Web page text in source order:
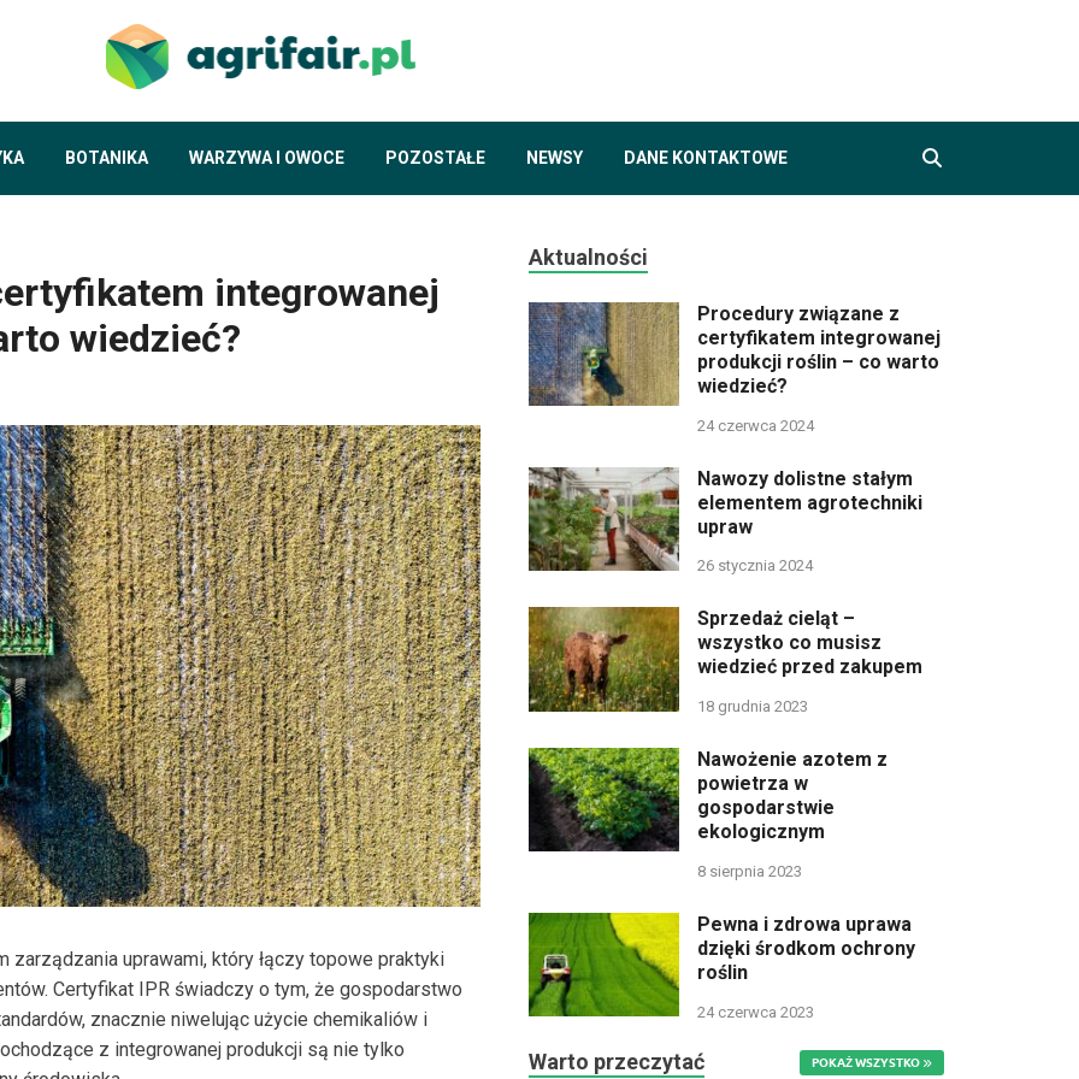
BOTANIKA WARZYWA I OWOCE POZOSTAŁE NEWSY DANE KONTAKTOWE
integrowanej
wiedzieć?
uprawami, który łączy topowe praktyki
Certyfikat IPR świadczy o tym, że gospodarstwo
znacznie niwelując użycie chemikaliów i
z integrowanej produkcji są nie tylko
Aktualności
Procedury związane z
certyfikatem integrowanej
produkcji roślin – co warto
wiedzieć?
24 czerwca 2024
Nawozy dolistne stałym
elementem agrotechniki
upraw
26 stycznia 2024
Sprzedaż cieląt –
wszystko co musisz
wiedzieć przed zakupem
18 grudnia 2023
Nawożenie azotem z
powietrza w
gospodarstwie
ekologicznym
8 sierpnia 2023
Pewna i zdrowa uprawa
dzięki środkom ochrony
roślin
24 czerwca 2023
Warto przeczytać POKAŻ WSZYSTKO